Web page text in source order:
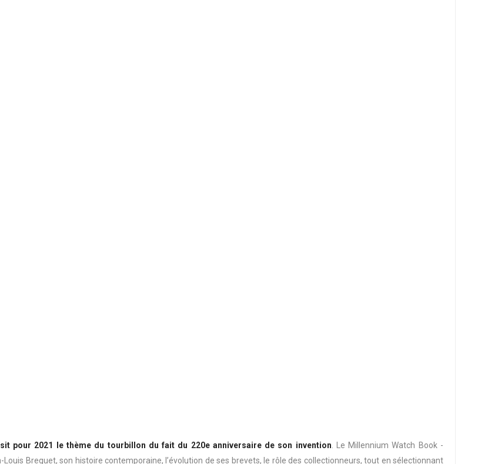
pour 2021 le thème du tourbillon du fait du 220e anniversaire de son invention. Le Millennium Watch Book -
Breguet, son histoire contemporaine, l’évolution de ses brevets, le rôle des collectionneurs, tout en sélectionnant